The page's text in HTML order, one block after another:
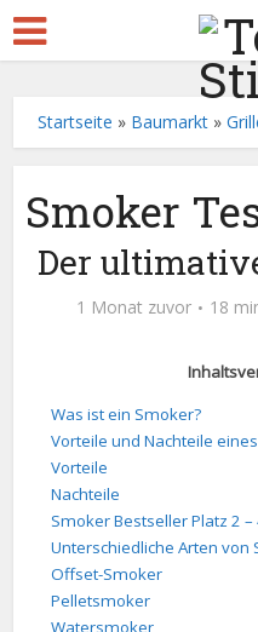
Startseite » Baumarkt »
Smoker
Der
1 Monat zuvor 18
Was ist ein Smoker?
Vorteile und Nachteile
Vorteile
Nachteile
Smoker Bestseller Platz 2 –
Unterschiedliche Arten von
Offset-Smoker
Pelletsmoker
Watersmoker